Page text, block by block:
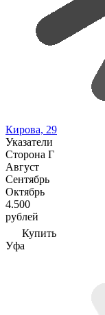
Кирова, 29
Указатели
Сторона Г
Август
Сентябрь
Октябрь
4.500
рублей
Купить
Уфа